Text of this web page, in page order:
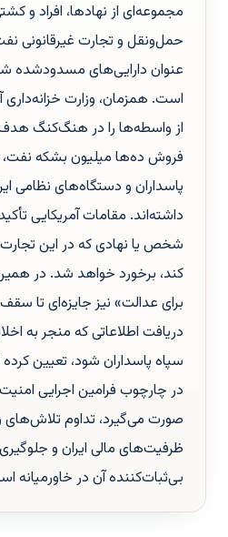
مجموعه‌ای از نهادها، افراد و
حمل‌ونقل و تجارت غیرقانونی
عنوان دارایی‌های مسدودشده
است. همزمان، وزارت
از واسطه‌ها را در هنگ‌کنگ هدف
فروش ده‌ها میلیون بشکه نفت،
پاسداران و دستگاه‌های نظامی
داشته‌اند. مقامات آمریکایی
شخص یا نهادی که در این
کند، برخورد خواهد شد. در همین
دریافت اطلاعاتی که منجر به
سپاه پاسداران شود، تعیین
در چارچوب فرامین اجرایی
صورت می‌گیرد، تداوم
ظرفیت‌های مالی ایران و جلوگیری
بی‌ثبات‌کننده آن در خاورمیانه